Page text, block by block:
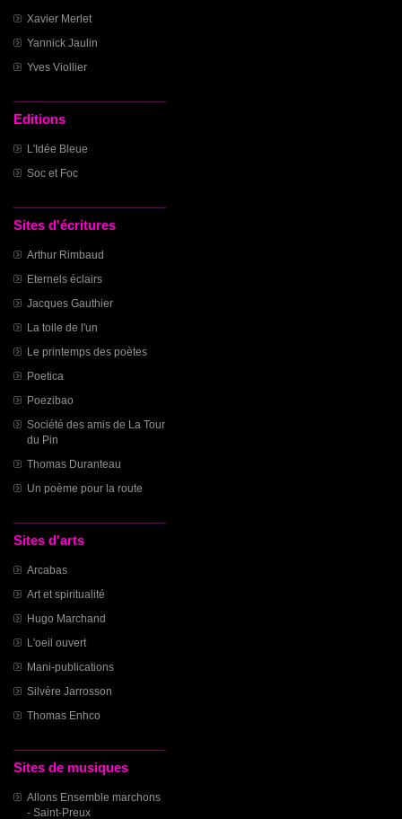
Xavier Merlet
Yannick Jaulin
Yves Viollier
Editions
L'Idée Bleue
Soc et Foc
Sites d'écritures
Arthur Rimbaud
Eternels éclairs
Jacques Gauthier
La toile de l'un
Le printemps des poètes
Poetica
Poezibao
Société des amis de La Tour
du Pin
Thomas Duranteau
Un poème pour la route
Sites d'arts
Arcabas
Art et spiritualité
Hugo Marchand
L'oeil ouvert
Mani-publications
Silvère Jarrosson
Thomas Enhco
Sites de musiques
Allons Ensemble marchons
- Saint-Preux